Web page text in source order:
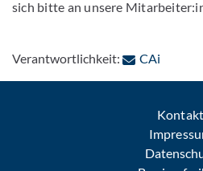
sich bitte an unsere
Verantwortlichkeit: CAi
Kontakt